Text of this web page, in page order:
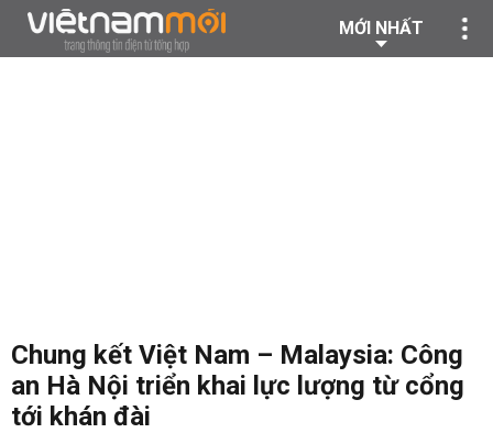
MỚI NHẤT
Chung kết Việt Nam – Malaysia: Công
an Hà Nội triển khai lực lượng từ cổng
tới khán đài